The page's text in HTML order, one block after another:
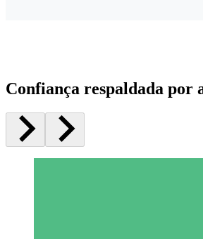
Confiança respaldada por